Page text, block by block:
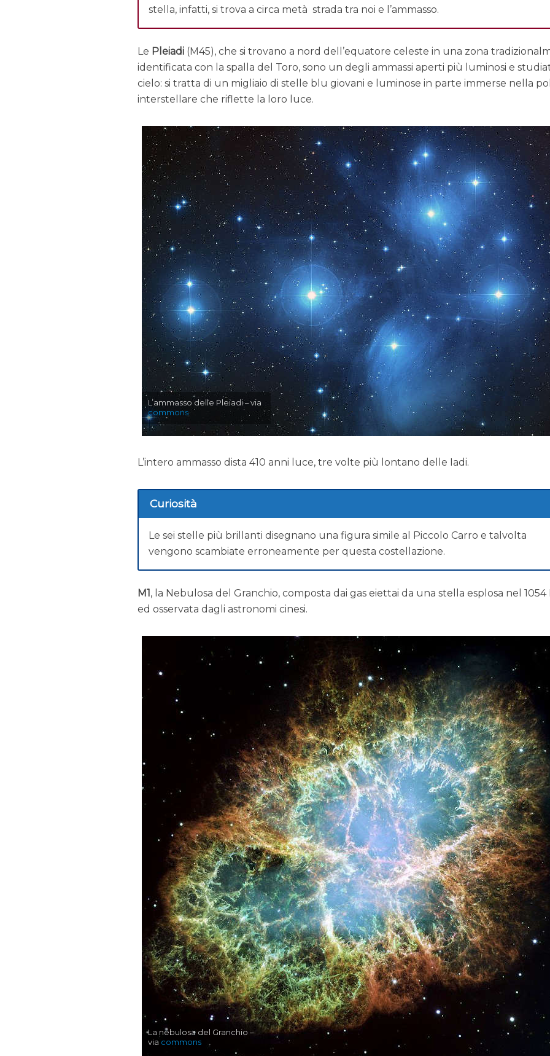
stella, infatti, si trova a circa metà strada tra noi e l’ammasso.
Le Pleiadi (M45), che si trovano a nord dell’equatore celeste in una zona
identificata con la spalla del Toro, sono un degli ammassi aperti più luminosi e
cielo: si tratta di un migliaio di stelle blu giovani e luminose in parte immerse nella
interstellare che riflette la loro luce.
L’ammasso delle Pleiadi – via
commons
L’intero ammasso dista 410 anni luce, tre volte più lontano delle Iadi.
Curiosità
Le sei stelle più brillanti disegnano una figura simile al Piccolo Carro e talvolta
vengono scambiate erroneamente per questa costellazione.
M1 , la Nebulosa del Granchio, composta dai gas eiettai da una stella esplosa nel 1054
ed osservata dagli astronomi cinesi.
La nebulosa del Granchio –
via commons